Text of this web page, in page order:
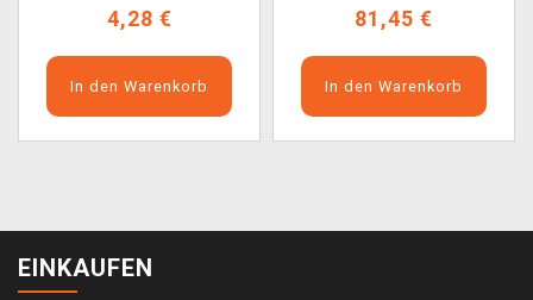
4,28 €
In den Warenkorb
81,45 €
In den Warenkorb
EINKAUFEN